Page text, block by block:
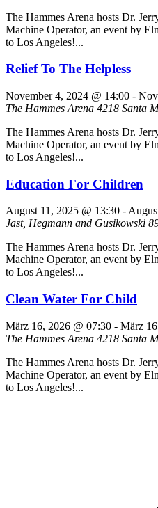
The Hammes Arena hosts Dr.
Machine Operator, an event by
to Los Angeles!...
Relief To The Helpless
November 4, 2024 @ 14:00 -
The Hammes Arena 4218 Santa
The Hammes Arena hosts Dr.
Machine Operator, an event by
to Los Angeles!...
Education For Children
August 11, 2025 @ 13:30 -
Jast, Hegmann and Gusikowski
The Hammes Arena hosts Dr.
Machine Operator, an event by
to Los Angeles!...
Clean Water For Child
März 16, 2026 @ 07:30 - März
The Hammes Arena 4218 Santa
The Hammes Arena hosts Dr.
Machine Operator, an event by
to Los Angeles!...